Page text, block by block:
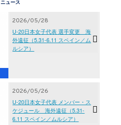
ニュース
2026/05/28
U-20日本女子代表 選手変更 海
外遠征（5.31-6.11 スペイン／ム
ルシア）
2026/05/26
U-20日本女子代表 メンバー・ス
ケジュール 海外遠征（5.31-
6.11 スペイン／ムルシア）